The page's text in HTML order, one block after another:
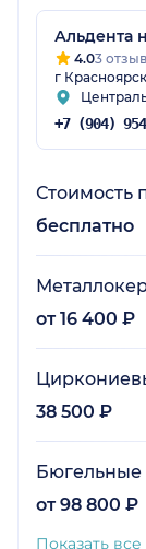
Альдента
4.03
г
Стоимость
бесплатно
от 16 400 ₽
38 500 ₽
Бюгельные
от 98 800 ₽
Показать все